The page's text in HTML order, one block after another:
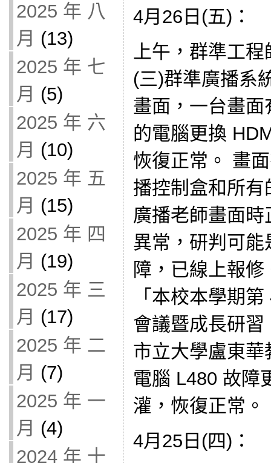
2025 年 八
月 (13)
2025 年 七
月 (5)
2025 年 六
月 (10)
2025 年 五
月 (15)
2025 年 四
月 (19)
2025 年 三
月 (17)
2025 年 二
月 (7)
2025 年 一
月 (4)
2024 年 十
4月26日(五)：
上午，群準工
(三)群準廣播系
畫面，一台畫
的電腦更換
恢復正常。 畫
播控制盒和所
廣播老師畫面
異常，研判可
障，已線上報
「本校本學期
會議暨成長研
市立大學盧東
電腦 L480 故障
灌，恢復正常。
4月25日(四)：